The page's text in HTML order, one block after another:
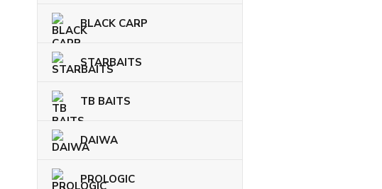
BLACK CARP
STARBAITS
TB BAITS
DAIWA
PROLOGIC